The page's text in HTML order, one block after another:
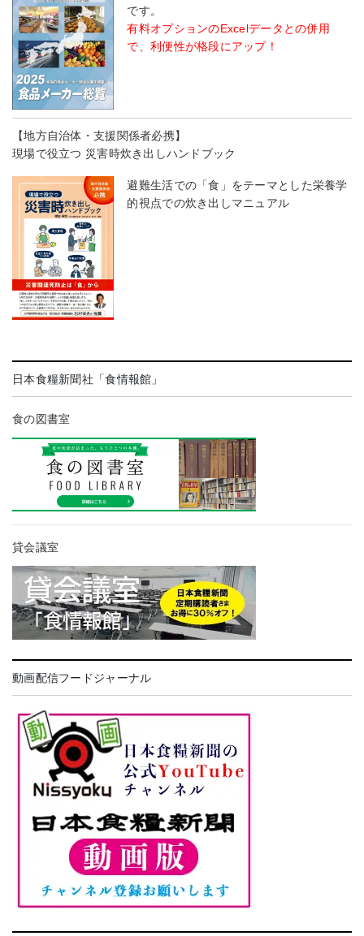
です。
有料オプションのExcelデータとの併用
で、利便性が格段にアップ！
【地方自治体・支援関係者必携】
現場で役立つ 災害時炊き出しハンドブック
避難生活での「食」をテーマとした栄養学
的視点での炊き出しマニュアル
日本食糧新聞社「食情報館」
食の図書室
貸会議室
動画配信フードジャーナル